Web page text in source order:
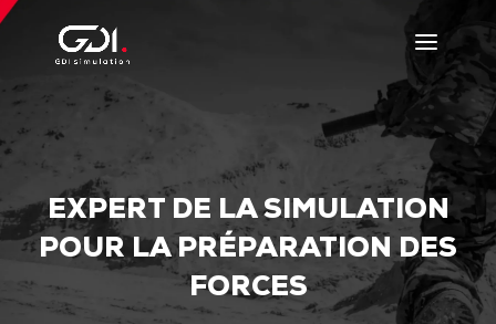
EXPERT DE LA SIMULATION
POUR LA PRÉPARATION DES
FORCES